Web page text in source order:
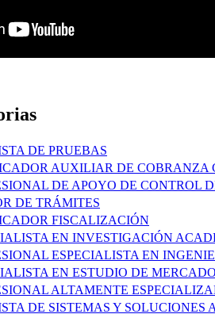
DE PRUEBAS
AUXILIAR DE COBRANZA
DE APOYO DE CONTROL
DE TRÁMITES
FISCALIZACIÓN
EN INVESTIGACIÓN
ESPECIALISTA EN
EN ESTUDIO DE MERCADO
ALTAMENTE
DE SISTEMAS Y SOLUCIONES